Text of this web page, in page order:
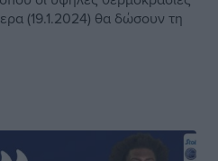
(19.1.2024) θα δώσουν τη